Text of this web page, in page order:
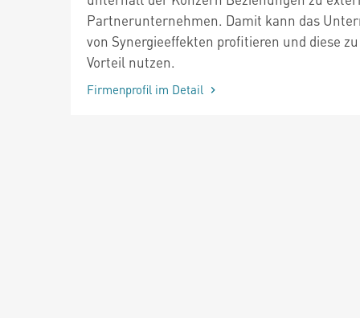
Partnerunternehmen. Damit kann das
von Synergieeffekten profitieren und diese
Vorteil nutzen.
Firmenprofil im Detail